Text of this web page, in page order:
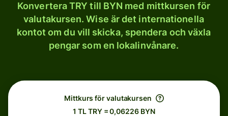
Konvertera TRY till BYN med mittkursen för
valutakursen. Wise är det internationella
kontot om du vill skicka, spendera och växla
pengar som en lokalinvånare.
Mittkurs för valutakursen
1 TL TRY = 0,06226 BYN